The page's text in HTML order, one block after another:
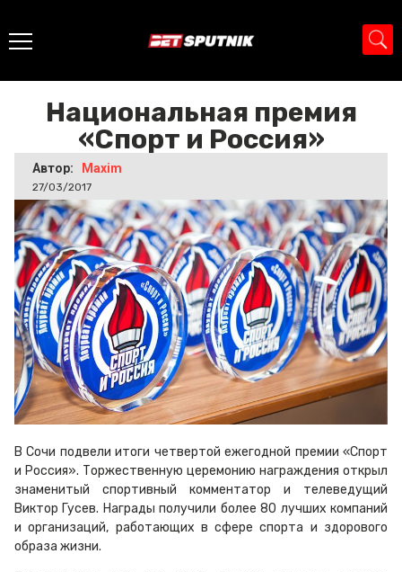
Национальная премия «Спорт и
Национальная премия
«Спорт и Россия»
Автор: Maxim
27/03/2017
В Сочи подвели итоги четвертой ежегодной премии «Спорт
и Россия». Торжественную церемонию награждения открыл
знаменитый спортивный комментатор и телеведущий
Виктор Гусев. Награды получили более 80 лучших компаний
и организаций, работающих в сфере спорта и здорового
образа жизни.